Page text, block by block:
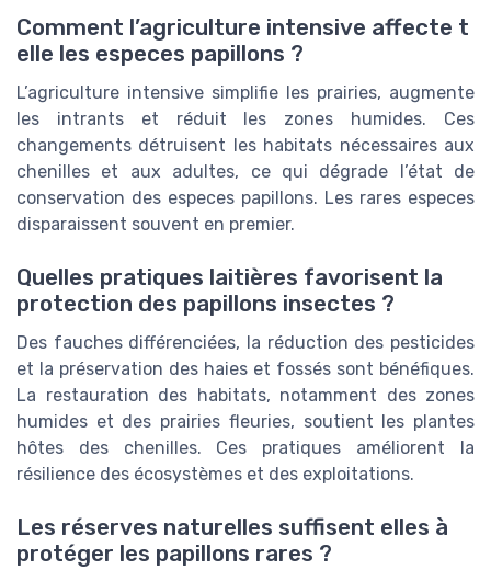
Comment l’agriculture intensive affecte t
elle les especes papillons ?
L’agriculture intensive simplifie les prairies, augmente
les intrants et réduit les zones humides. Ces
changements détruisent les habitats nécessaires aux
chenilles et aux adultes, ce qui dégrade l’état de
conservation des especes papillons. Les rares especes
disparaissent souvent en premier.
Quelles pratiques laitières favorisent la
protection des papillons insectes ?
Des fauches différenciées, la réduction des pesticides
et la préservation des haies et fossés sont bénéfiques.
La restauration des habitats, notamment des zones
humides et des prairies fleuries, soutient les plantes
hôtes des chenilles. Ces pratiques améliorent la
résilience des écosystèmes et des exploitations.
Les réserves naturelles suffisent elles à
protéger les papillons rares ?